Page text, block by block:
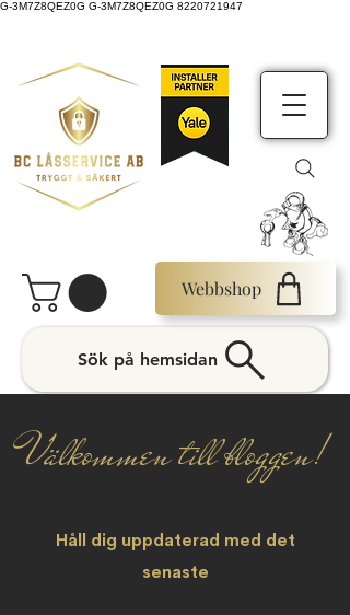
G-3M7Z8QEZ0G G-3M7Z8QEZ0G 8220721947
Webbshop
Sök på hemsidan
Välkommen till bloggen!
Håll dig uppdaterad med det
senaste